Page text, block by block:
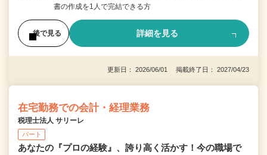
書の作成を1人で完結できる方
後で見る 詳細を見る
更新日： 2026/06/01 掲載終了日： 2027/04/23
在宅勤務での会計・経理業務
税理士法人 サリーレ
パート
あなたの『プロの経験』、誇り高く活かす！今の職場で